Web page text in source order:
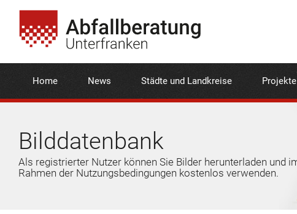
Home News Städte und Landkreise Projekte
Bilddatenbank
Als registrierter Nutzer können Sie Bilder herunterladen und
Rahmen der Nutzungsbedingungen kostenlos verwenden.